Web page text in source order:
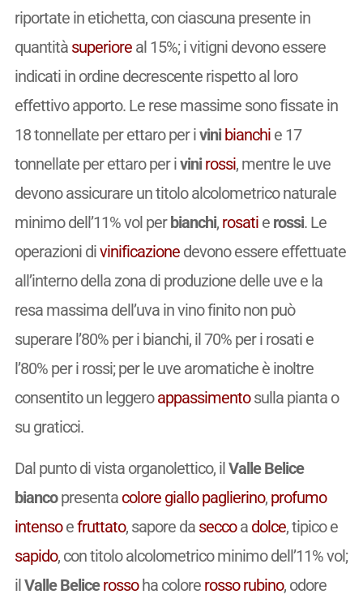
riportate in etichetta, con ciascuna presente in
quantità superioreal 15%; i vitigni devono essere
indicati in ordine decrescente rispetto al loro
effettivo apporto. Le rese massime sono fissate in
18 tonnellate per ettaro per ivini bianchie 17
tonnellate per ettaro per ivinirossi, mentre le uve
devono assicurare un titolo alcolometrico naturale
minimo dell’11% vol per bianchi, rosatie rossi. Le
operazioni divinificazionedevono essere effettuate
all’interno della zona di produzione delle uve e la
resa massima dell’uva in vino finito non può
superare l’80% per i bianchi, il 70% per i rosati e
l’80% per i rossi; per le uve aromatiche è inoltre
consentito un leggeroappassimentosulla pianta o
su graticci.
Dal punto di vista organolettico, ilValle Belice
biancopresenta colore giallo paglierino, profumo
intensoefruttato, sapore da seccoa dolce, tipico e
sapido, con titolo alcolometrico minimo dell’11% vol;
ilValle Belicerossoha colore rosso rubino, odore